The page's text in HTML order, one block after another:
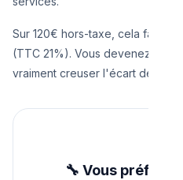
Sur 120€ hors-taxe, cela fait
(TTC 21%). Vous devenez ainsi
vraiment creuser l'écart de prix.
🔧 Vous